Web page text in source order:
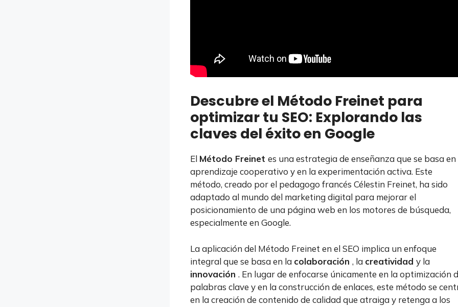
Descubre el Método Freinet para
optimizar tu SEO: Explorando las
claves del éxito en Google
El Método Freinet es una estrategia de enseñanza que se basa en
aprendizaje cooperativo y en la experimentación activa. Este
método, creado por el pedagogo francés Célestin Freinet, ha sido
adaptado al mundo del marketing digital para mejorar el
posicionamiento de una página web en los motores de búsqueda,
especialmente en Google.
La aplicación del Método Freinet en el SEO implica un enfoque
integral que se basa en la colaboración , la creatividad y la
innovación . En lugar de enfocarse únicamente en la optimización
palabras clave y en la construcción de enlaces, este método se
en la creación de contenido de calidad que atraiga y retenga a los